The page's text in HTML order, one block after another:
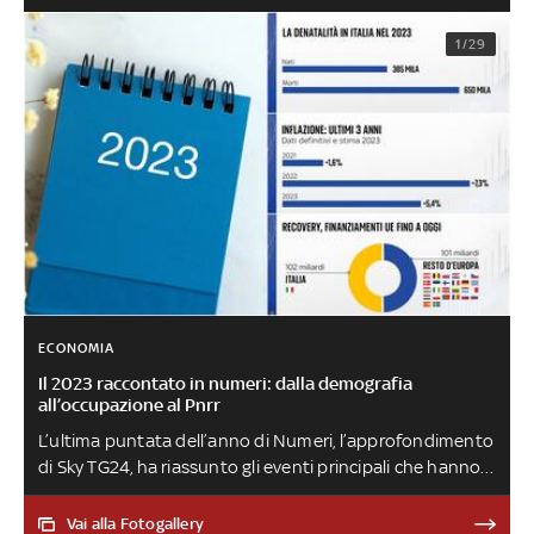
1/29
ECONOMIA
Il 2023 raccontato in numeri: dalla demografia
all’occupazione al Pnrr
L’ultima puntata dell’anno di Numeri, l’approfondimento
di Sky TG24, ha riassunto gli eventi principali che hanno
caratterizzato il 2023, tra luci e ombre
Vai alla Fotogallery